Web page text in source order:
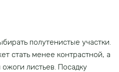
полутенистые участки.
стать менее контрастной, а
листьев. Посадку